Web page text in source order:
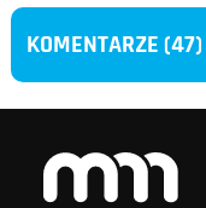
KOMENTARZE (47)